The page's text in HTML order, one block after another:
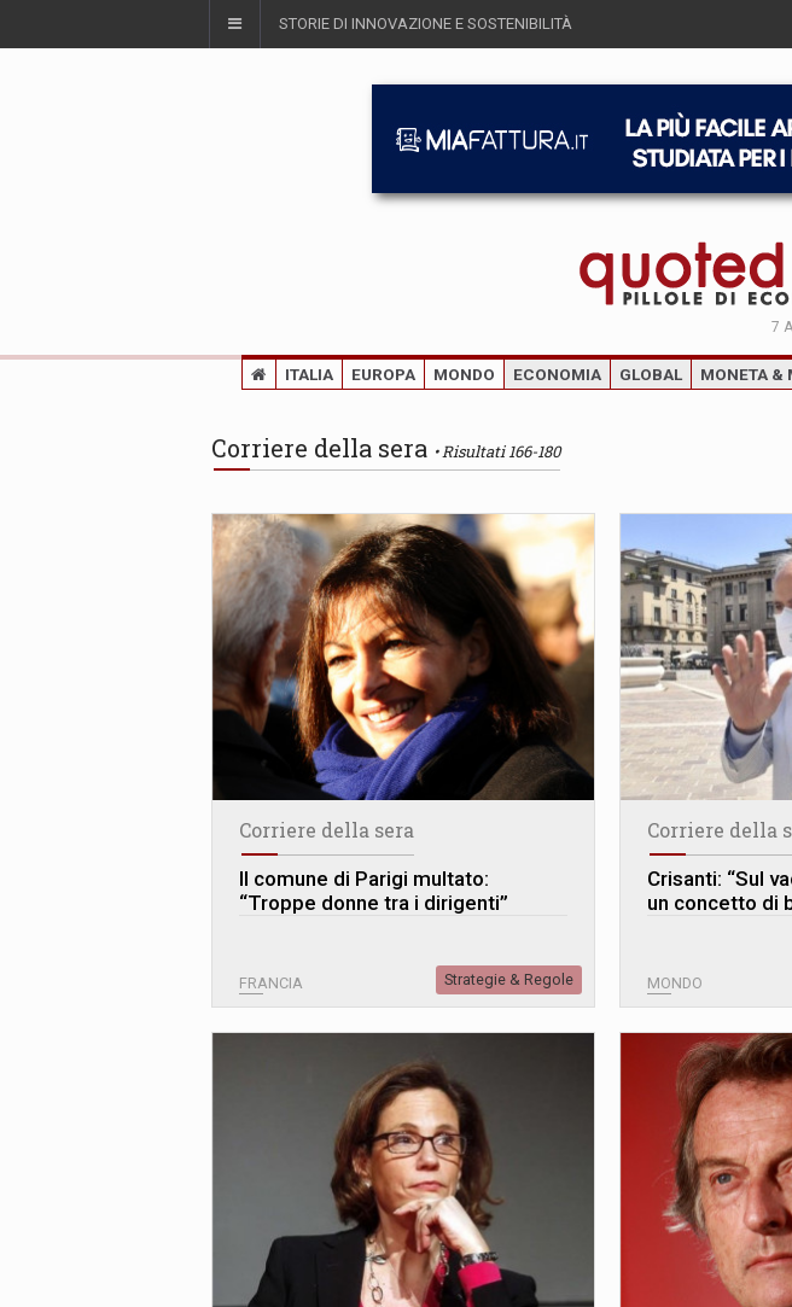
STORIE DI INNOVAZIONE E SOSTENIBILITÀ
7
ITALIA EUROPA MONDO ECONOMIA GLOBAL MONETA &
Corriere della sera Risultati 166-180
Corriere della sera
Il comune di Parigi multato:
“Troppe donne tra i dirigenti”
FRANCIA Strategie & Regole
Corriere della
Crisanti: “Sul
un concetto di
MONDO